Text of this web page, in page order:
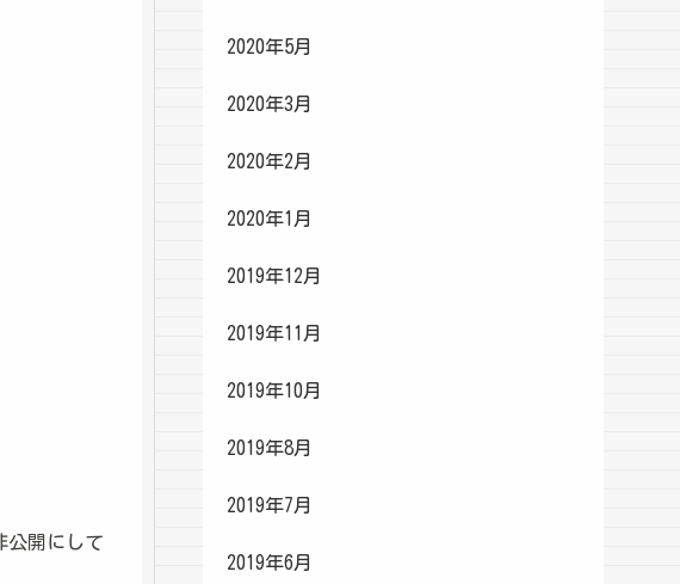
公開にして
2020年5月
2020年3月
2020年2月
2020年1月
2019年12月
2019年11月
2019年10月
2019年8月
2019年7月
2019年6月